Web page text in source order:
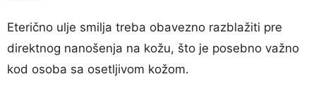
Eterično ulje smilja treba obavezno razblažiti pre
direktnog nanošenja na kožu, što je posebno važno
kod osoba sa osetljivom kožom.